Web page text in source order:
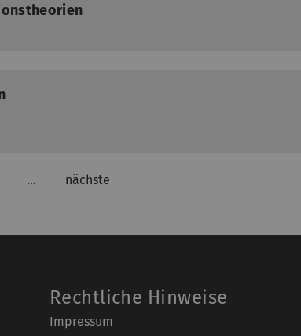
… nächste
Rechtliche Hinweise
Impressum